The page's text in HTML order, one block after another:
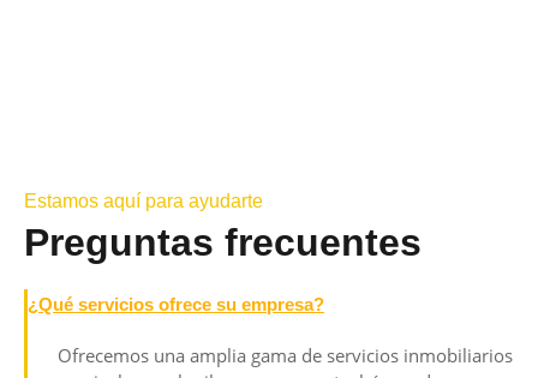
Estamos aquí para ayudarte
Preguntas frecuentes
¿Qué servicios ofrece su empresa?
Ofrecemos una amplia gama de servicios inmobiliarios